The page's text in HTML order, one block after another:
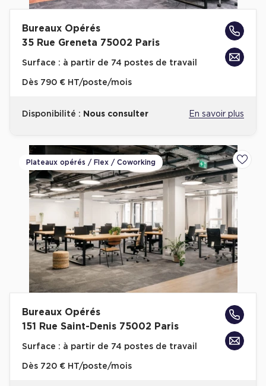
Bureaux Opérés
35 Rue Greneta 75002 Paris
Surface : à partir de 74 postes de travail
Dès 790 € HT/poste/mois
Disponibilité : Nous consulter En savoir plus
Plateaux opérés / Flex / Coworking
Bureaux Opérés
151 Rue Saint-Denis 75002 Paris
Surface : à partir de 74 postes de travail
Dès 720 € HT/poste/mois